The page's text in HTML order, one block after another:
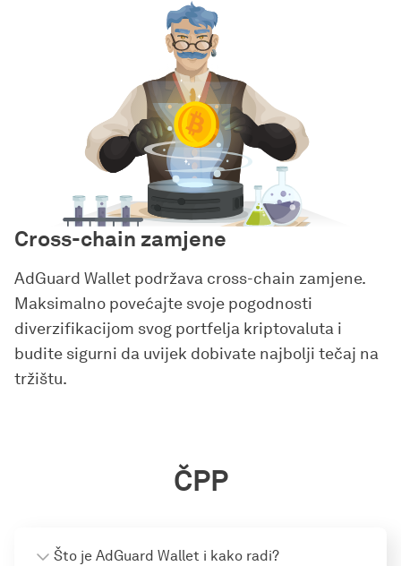
Cross-chain zamjene
AdGuard Wallet podržava cross-chain zamjene.
Maksimalno povećajte svoje pogodnosti
diverzifikacijom svog portfelja kriptovaluta i
budite sigurni da uvijek dobivate najbolji tečaj na
tržištu.
ČPP
Što je AdGuard Wallet i kako radi?